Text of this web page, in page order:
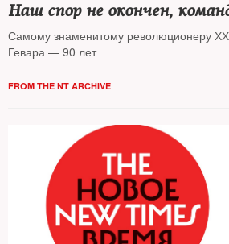
Наш спор не окончен,
Самому знаменитому революционеру
Гевара — 90 лет
FROM THE NT ARCHIVE